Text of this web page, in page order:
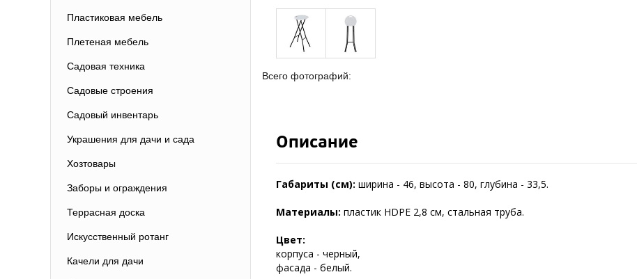
Пластиковая мебель
Плетеная мебель
Садовая техника
Садовые строения
Садовый инвентарь
Украшения для дачи и сада
Хозтовары
Заборы и ограждения
Террасная доска
Искусственный ротанг
Качели для дачи
Всего фотографий:
Описание
Габариты (см): ширина - 46, высота - 80, глубина - 33,5.
Материалы: пластик HDPE 2,8 см, стальная труба.
Цвет:
корпуса - черный,
фасада - белый.